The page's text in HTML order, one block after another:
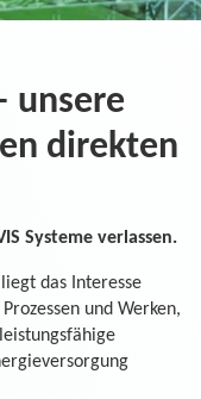
unsere
direkten
Systeme verlassen.
das Interesse
und Werken,